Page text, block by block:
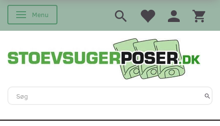
Skifte navigation
Menu